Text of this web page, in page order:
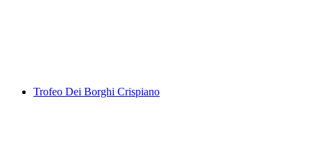
Trofeo Dei Borghi Crispiano